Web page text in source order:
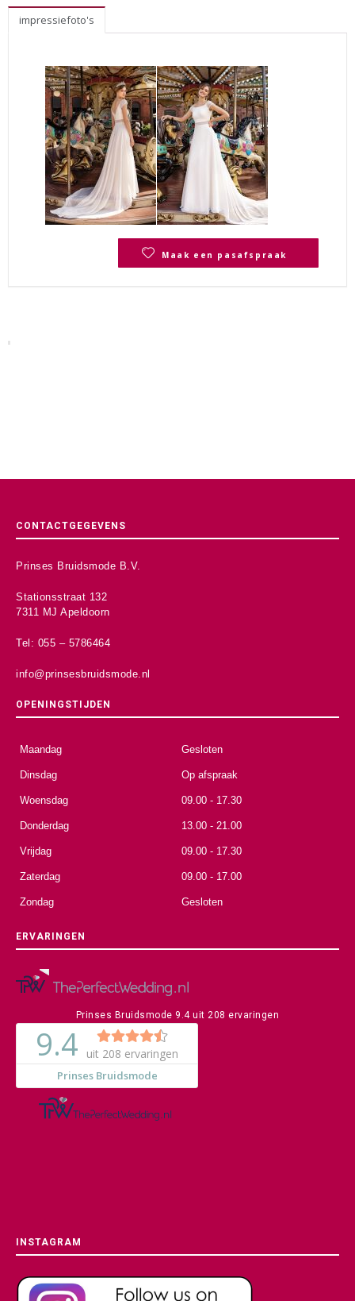
impressiefoto's
Maak een pasafspraak
CONTACTGEGEVENS
Prinses Bruidsmode B.V.
Stationsstraat 132
7311 MJ Apeldoorn
Tel: 055 – 5786464
info@prinsesbruidsmode.nl
OPENINGSTIJDEN
Maandag Gesloten
Dinsdag Op afspraak
Woensdag 09.00 - 17.30
Donderdag 13.00 - 21.00
Vrijdag 09.00 - 17.30
Zaterdag 09.00 - 17.00
Zondag Gesloten
ERVARINGEN
Prinses Bruidsmode 9.4uit 208 ervaringen
INSTAGRAM